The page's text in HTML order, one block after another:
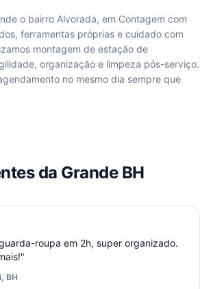
o bairro Alvorada, em Contagem com
ferramentas próprias e cuidado com
montagem de estação de
organização e limpeza pós-serviço.
no mesmo dia sempre que
da Grande BH
roupa em 2h, super organizado.
"
BH